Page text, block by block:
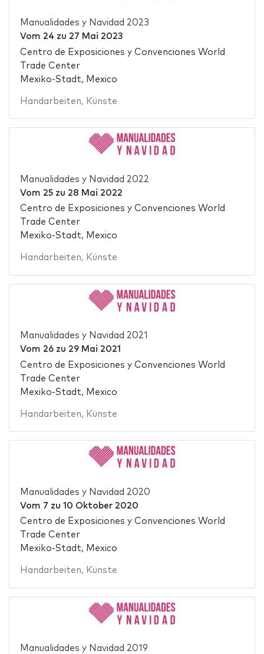
Manualidades y Navidad 2023
Vom 24 zu 27 Mai 2023
Centro de Exposiciones y Convenciones World
Trade Center
Mexiko-Stadt, Mexico
Handarbeiten, Künste
Manualidades y Navidad 2022
Vom 25zu 28 Mai 2022
Centro de Exposiciones y Convenciones World
Trade Center
Mexiko-Stadt, Mexico
Handarbeiten, Künste
Manualidades y Navidad 2021
Vom 26zu 29 Mai 2021
Centro de Exposiciones y Convenciones World
Trade Center
Mexiko-Stadt, Mexico
Handarbeiten, Künste
Manualidades y Navidad 2020
Vom 7 zu 10 Oktober 2020
Centro de Exposiciones y Convenciones World
Trade Center
Mexiko-Stadt, Mexico
Handarbeiten, Künste
Manualidades y Navidad 2019